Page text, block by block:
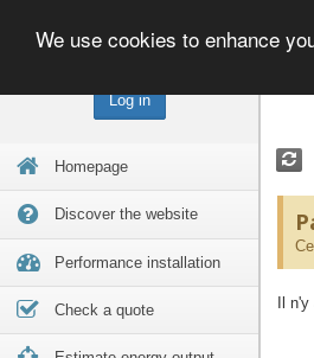
Log in
Homepage
Discover the website
Performance installation
Check a quote
We use cookies to enhance
Il